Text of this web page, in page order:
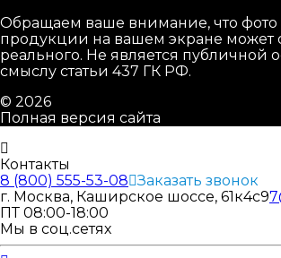
Обращаем ваше внимание, что фото
продукции на вашем экране может
реального. Не является публичной
смыслу статьи 437 ГК РФ.
© 2026
Полная версия сайта
Контакты
8 (800) 555-53-08 Заказать звонок
г. Москва, Каширское шоссе, 61к4с9
ПТ 08:00-18:00
Мы в соц.сетях